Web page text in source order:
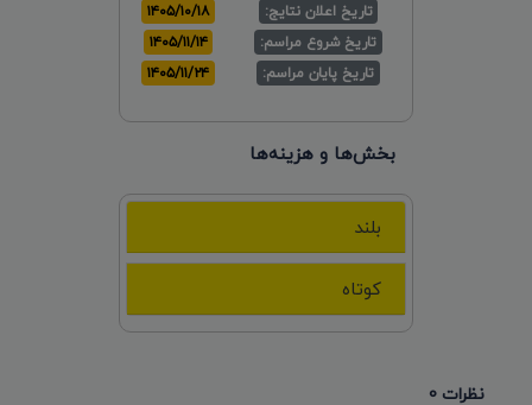
تاریخ اعلان نتایج:
۱۴۰۵/۱۰/۱۸
تاریخ شروع مراسم:
۱۴۰۵/۱۱/۱۴
تاریخ پایان مراسم:
۱۴۰۵/۱۱/۲۴
بخش‌ها و هزینه‌ها
بلند
کوتاه
نظرات 0